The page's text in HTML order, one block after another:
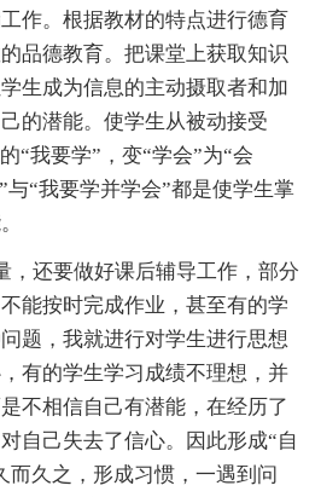
作。根据教材的特点进行德育
品德教育。把课堂上获取知识
生成为信息的主动摄取者和加
的潜能。使学生从被动接受
“我要学”，变“学会”为“会
与“我要学并学会”都是使学生掌
，还要做好课后辅导工作，部分
能按时完成作业，甚至有的学
题，我就进行对学生进行思想
有的学生学习成绩不理想，并
不相信自己有潜能，在经历了
自己失去了信心。因此形成“自
而久之，形成习惯，一遇到问